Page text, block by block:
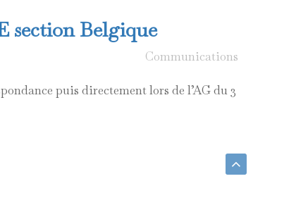
section Belgique
Communications
puis directement lors de l’AG du 3